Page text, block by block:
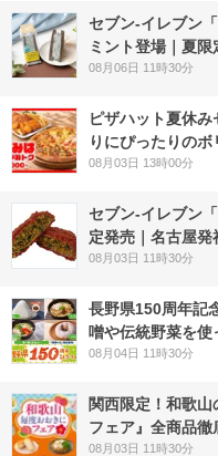
セブン‐イレブン
ミント登場｜夏
08月06日 11時30分
ピザハット夏休
りにぴったりの
08月03日 13時00分
セブン-イレブン
定発売｜名古屋
08月03日 11時30分
長野県150周年記
噌や伝統野菜を
08月04日 11時30分
関西限定！和歌山
フェア』全商品徹
08月03日 11時30分